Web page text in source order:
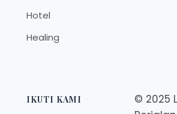
Hotel
Healing
IKUTI KAMI
© 2025